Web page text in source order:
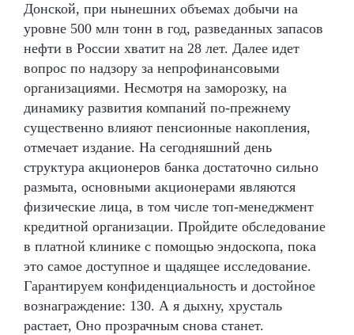
Донской, при нынешних объемах добычи на
уровне 500 млн тонн в год, разведанных запасов
нефти в России хватит на 28 лет. Далее идет
вопрос по надзору за непрофинансовыми
организациями. Несмотря на заморозку, на
динамику развития компаний по-прежнему
существенно влияют пенсионные накопления,
отмечает издание. На сегодняшний день
структура акционеров банка достаточно сильно
размыта, основными акционерами являются
физические лица, в том числе топ-менеджмент
кредитной организации. Пройдите обследование
в платной клинике с помощью эндоскопа, пока
это самое доступное и щадящее исследование.
Гарантируем конфиденциальность и достойное
вознаграждение: 130. А я дыхну, хрусталь
растает, Оно прозрачным снова станет.